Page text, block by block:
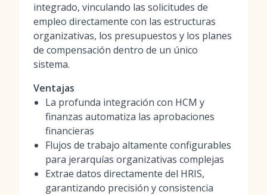
integrado, vinculando las solicitudes de
empleo directamente con las estructuras
organizativas, los presupuestos y los planes
de compensación dentro de un único
sistema.
Ventajas
La profunda integración con HCM y
finanzas automatiza las aprobaciones
financieras
Flujos de trabajo altamente configurables
para jerarquías organizativas complejas
Extrae datos directamente del HRIS,
garantizando precisión y consistencia